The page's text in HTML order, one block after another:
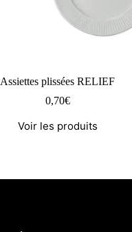
Assiettes plissées RELIEF
0,70€
Voir les produits